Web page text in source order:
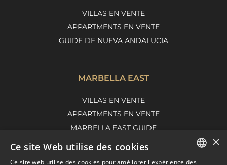
VILLAS EN VENTE
APPARTMENTS EN VENTE
GUIDE DE NUEVA ANDALUCIA
MARBELLA EAST
VILLAS EN VENTE
APPARTMENTS EN VENTE
MARBELLA EAST GUIDE
×
Ce site Web utilise des cookies
Ce site web utilise des cookies pour améliorer l'expérience des